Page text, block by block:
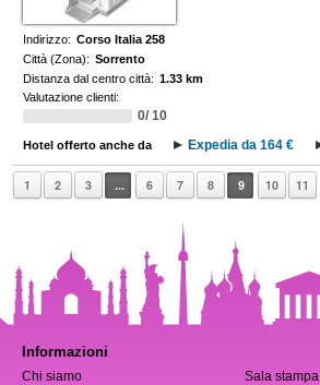
Indirizzo: Corso Italia 258
Città (Zona): Sorrento
Distanza dal centro città: 1.33 km
Valutazione clienti:
0/ 10
Hotel offerto anche da Expedia da 164 €
1 2 3 ... 6 7 8 9 10 11
Informazioni
Chi siamo Sala stampa